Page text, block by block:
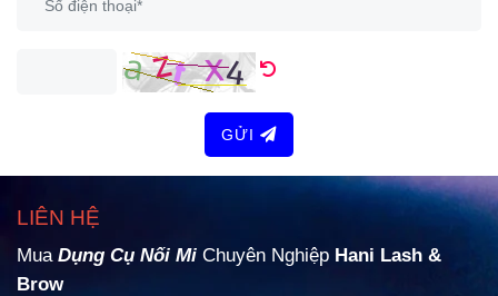
GỬI
LIÊN HỆ
Mua Dụng Cụ Nối Mi Chuyên Nghiệp Hani Lash &
Brow